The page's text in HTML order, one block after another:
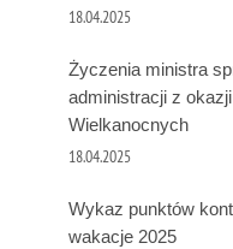
18.04.2025
Życzenia ministra
administracji z
Wielkanocnych
18.04.2025
Wykaz punktów
wakacje 2025